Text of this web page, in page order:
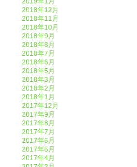
2018年12月
2018年11月
2018年10月
2018年9月
2018年8月
2018年7月
2018年6月
2018年5月
2018年3月
2018年2月
2018年1月
2017年12月
2017年9月
2017年8月
2017年7月
2017年6月
2017年5月
2017年4月